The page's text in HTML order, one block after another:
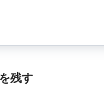
残す